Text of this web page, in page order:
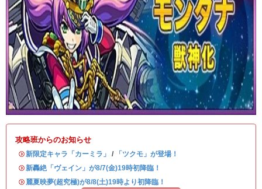
攻略班からのお知らせ
・新限定キャラ「カーミラ」 /
「ツクモ」が登場！
・新轟絶「ヴェイン」が8/7(金)19時初降臨！
・ 麗夏映夢(超究極)が8/8(土)19時より初降臨！